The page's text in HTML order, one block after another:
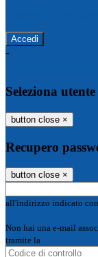
-
Seleziona utente
button close ×
Recupero
button close ×
all'indirizzo indicato
Non hai una e-mail
tramite la